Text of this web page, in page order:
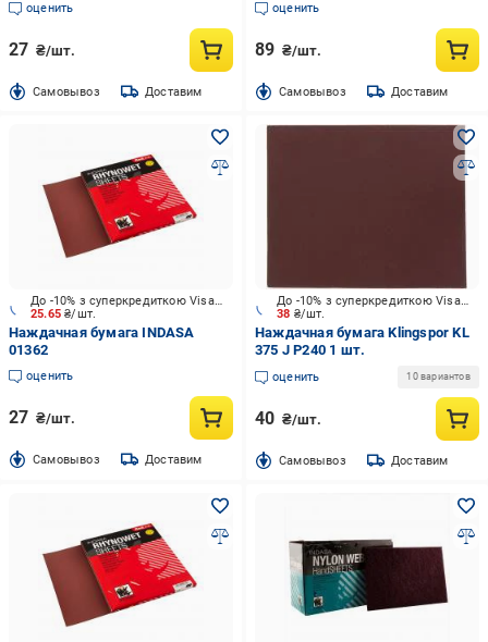
оценить
27 ₴/шт.
Cамовывоз Доставим
оценить
89 ₴/шт.
Cамовывоз Доставим
25.65₴/шт.
До -10% з суперкредиткою Visa Вигода
Наждачная бумага INDASA
01362
оценить
27 ₴/шт.
Cамовывоз Доставим
38 ₴/шт.
До -10% з суперкредиткою Visa Вигода
Наждачная бумага Klingspor KL
375 J P240 1 шт.
оценить 10 вариантов
40 ₴/шт.
Cамовывоз Доставим